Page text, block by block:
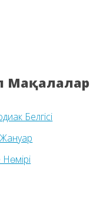
Мақалалар
Белгісі